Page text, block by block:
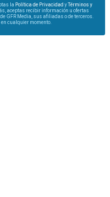
la Política de Privacidad yTérminos y
aceptas recibir información u ofertas
GFR Media, sus afiliadas o de terceros.
cualquier momento.